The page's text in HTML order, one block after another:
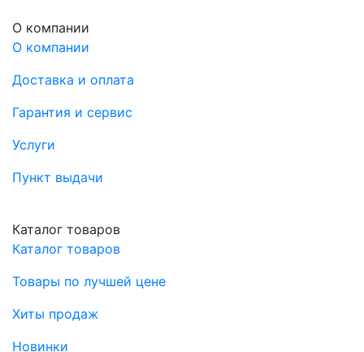
О компании
О компании
Доставка и оплата
Гарантия и сервис
Услуги
Пункт выдачи
Каталог товаров
Каталог товаров
Товары по лучшей цене
Хиты продаж
Новинки